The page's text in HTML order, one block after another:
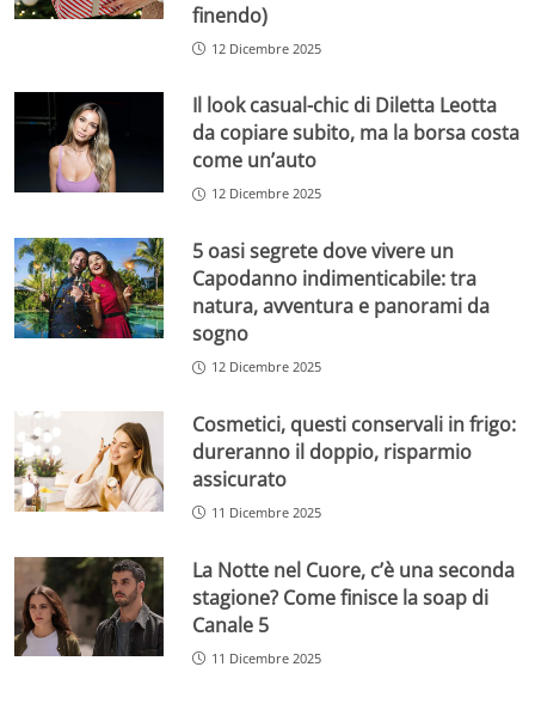
finendo)
12 Dicembre 2025
Il look casual-chic di Diletta Leotta
da copiare subito, ma la borsa costa
come un’auto
12 Dicembre 2025
5 oasi segrete dove vivere un
Capodanno indimenticabile: tra
natura, avventura e panorami da
sogno
12 Dicembre 2025
Cosmetici, questi conservali in frigo:
dureranno il doppio, risparmio
assicurato
11 Dicembre 2025
La Notte nel Cuore, c’è una seconda
stagione? Come finisce la soap di
Canale 5
11 Dicembre 2025